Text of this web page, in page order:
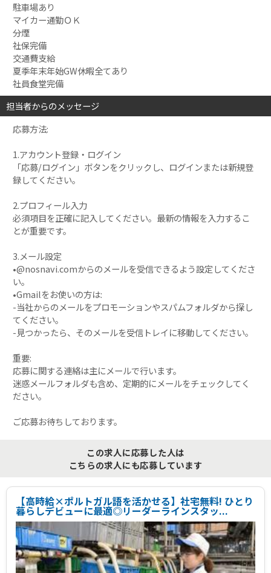
駐車場あり
マイカー通勤ＯＫ
分煙
社保完備
交通費支給
夏季年末年始GW休暇全てあり
社員食堂完備
担当者からのメッセージ
応募方法:
1.アカウント登録・ログイン
「応募/ログイン」ボタンをクリックし、ログインまたは新規登
録してください。
2.プロフィール入力
必須項目を正確に記入してください。最新の情報を入力するこ
とが重要です。
3.メール設定
•@nosnavi.comからのメールを受信できるよう設定してくださ
い。
•Gmailをお使いの方は:
-当社からのメールをプロモーションやスパムフォルダから探し
てください。
-見つかったら、そのメールを受信トレイに移動してください。
重要:
応募に関する連絡は主にメールで行います。
迷惑メールフォルダも含め、定期的にメールをチェックしてく
ださい。
ご応募お待ちしております。
この求人に応募した人は
こちらの求人にも応募しています
【高時給×ポルトガル語を活かせる】社宅無料! ひとり
暮らしデビューに最適◎リーダーラインスタッ...